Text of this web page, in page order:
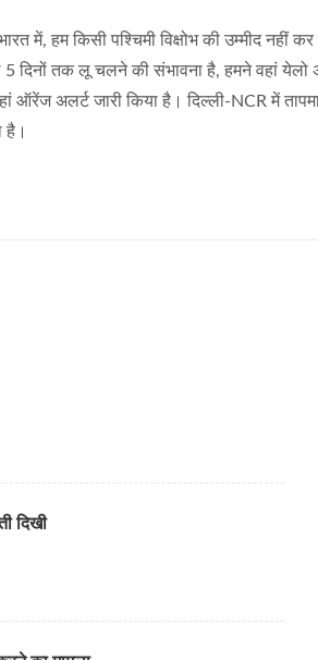
में, हम किसी पश्चिमी विक्षोभ की उम्मीद नहीं
दिनों तक लू चलने की संभावना है, हमने वहां येलो
ऑरेंज अलर्ट जारी किया है। दिल्ली-NCR में
है।
दिखी